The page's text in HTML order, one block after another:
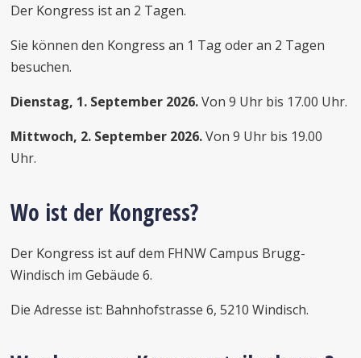
Der Kongress ist an 2 Tagen.
Sie können den Kongress an 1 Tag oder an 2 Tagen
besuchen.
Dienstag, 1. September 2026.Von 9 Uhr bis 17.00 Uhr.
Mittwoch, 2. September 2026.Von 9 Uhr bis 19.00
Uhr.
Wo ist der Kongress?
Der Kongress ist auf dem FHNW Campus Brugg-
Windisch im Gebäude 6.
Die Adresse ist: Bahnhofstrasse 6, 5210 Windisch.